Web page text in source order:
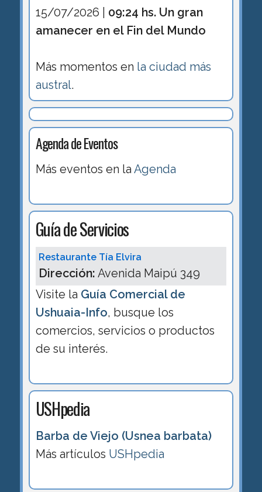
15/07/2026 | 09:24 hs. Un gran
amanecer en el Fin del Mundo
Más momentos en la ciudad más
austral.
Agenda de Eventos
Más eventos en la Agenda
Guía de Servicios
Restaurante Tía Elvira
Dirección: Avenida Maipú 349
Visite la Guía Comercial de
Ushuaia-Info, busque los
comercios, servicios o productos
de su interés.
USHpedia
Barba de Viejo (Usnea barbata)
Más artículos USHpedia